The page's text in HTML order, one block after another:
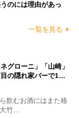
のには理由があっ
一覧を見る
グローニ」「山崎」
目の隠れ家バーで1…
飲むお酒にはまた格
竹…